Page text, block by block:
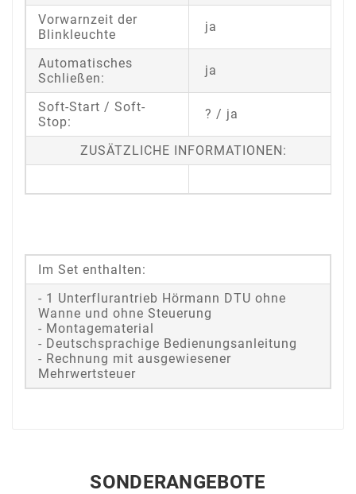
Vorwarnzeit der
Blinkleuchte
ja
Automatisches
Schließen:
ja
Soft-Start / Soft-
Stop:
? / ja
ZUSÄTZLICHE INFORMATIONEN:
Im Set enthalten:
- 1 Unterflurantrieb Hörmann DTU ohne
Wanne und ohne Steuerung
- Montagematerial
- Deutschsprachige Bedienungsanleitung
- Rechnung mit ausgewiesener
Mehrwertsteuer
SONDERANGEBOTE